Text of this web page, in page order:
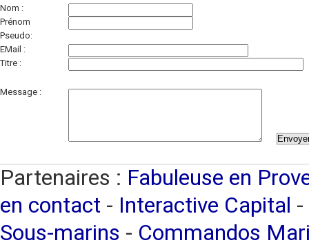
Nom :
Prénom
Pseudo:
EMail :
Titre :
Message :
Partenaires : Fabuleuse en
en contact - Interactive Capital -
Sous-marins - Commandos